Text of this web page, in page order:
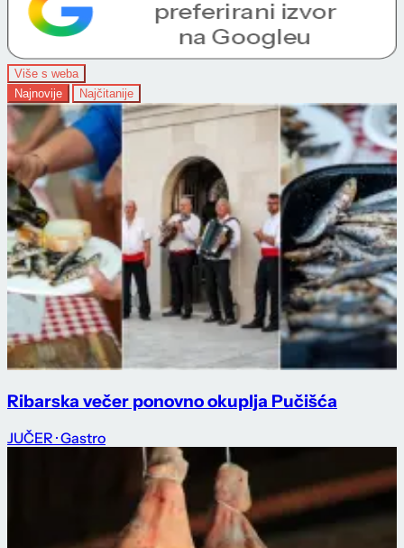
Više s weba
Najnovije
Najčitanije
Ribarska večer ponovno okuplja Pučišća
JUČER · Gastro